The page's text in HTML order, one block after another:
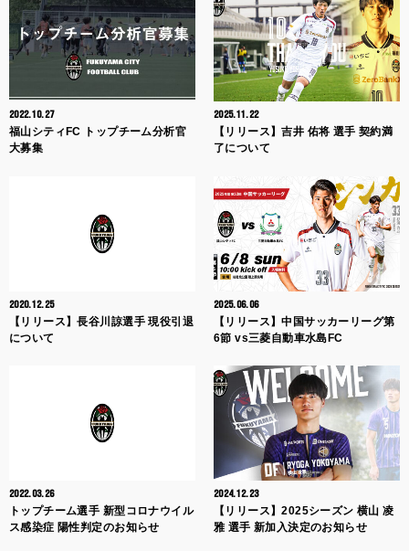
2022.10.27
福山シティFC トップチーム分析官
大募集
2025.11.22
【リリース】吉井 佑将 選手 契約満
了について
2020.12.25
【リリース】長谷川諒選手 現役引退
について
2025.06.06
【リリース】中国サッカーリーグ第
6節 vs三菱自動車水島FC
2022.03.26
トップチーム選手 新型コロナウイル
ス感染症 陽性判定のお知らせ
2024.12.23
【リリース】2025シーズン 横山 凌
雅 選手 新加入決定のお知らせ